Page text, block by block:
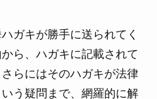
ガキが勝手に送られてく
ら、ハガキに記載されて
らにはそのハガキが法律
う疑問まで、網羅的に解